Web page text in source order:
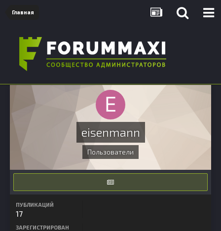
Главная
eisenmann
Пользователи
ПУБЛИКАЦИЙ
17
ЗАРЕГИСТРИРОВАН